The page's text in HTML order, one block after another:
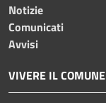
Notizie
Comunicati
Avvisi
VIVERE IL COMUNE